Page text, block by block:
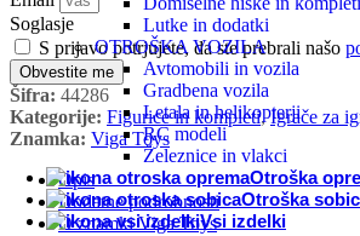
Lutke in dodatki
OTROŠKA VOZILA
Avtomobili in vozila
Gradbena vozila
Letala in helikopterji
RC modeli
Železnice in vlakci
Otroška
Otroška
Vsi izdelki
Soglasje
S prijavo potrjujete, da ste prebrali našo
Obvestite me
Šifra: 44286
Kategorije: Figurice in kompleti, Igrače za
Znamka: Viga Toys
Opis
Dodatne podrobnosti
O znamki Viga Toys